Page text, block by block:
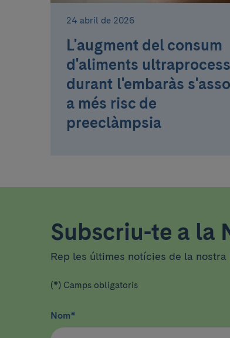
24 abril de 2026
L'augment del consum
d'aliments
durant l'embaràs
a més risc de
preeclàmpsia
Subscriu-te a la
Rep les últimes notícies de la
(*) Camps obligatoris
Nom*